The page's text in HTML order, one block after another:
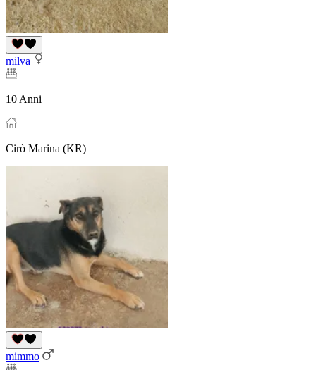
milva
10 Anni
Cirò Marina (KR)
mimmo